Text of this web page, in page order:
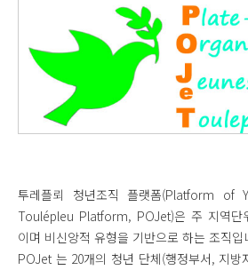
투레플뢰 청년조직 플랫폼(Platform of
Toulépleu Platform, POJet)은 주 지역단
이며 비신앙적 유형을 기반으로 하는 조직입
POJet 는 20개의 청년 단체(행정부서, 지방